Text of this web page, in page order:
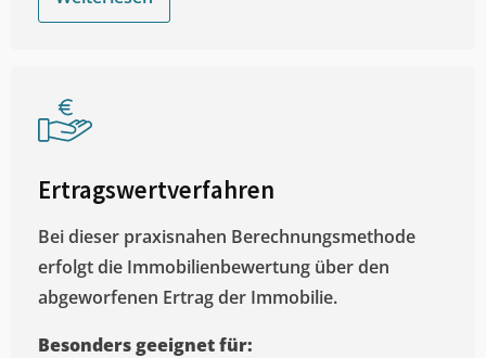
Ertragswertverfahren
Bei dieser praxisnahen Berechnungsmethode
erfolgt die Immobilienbewertung über den
abgeworfenen Ertrag der Immobilie.
Besonders geeignet für: